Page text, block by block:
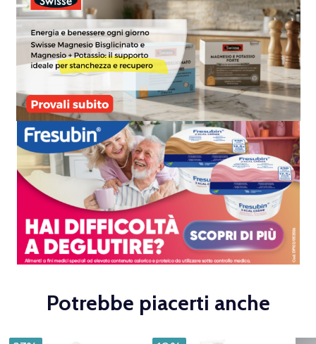
Potrebbe piacerti anche